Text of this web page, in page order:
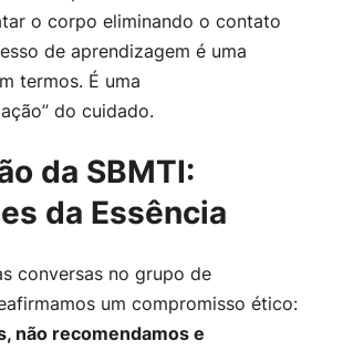
o corpo eliminando o contato
de aprendizagem é uma
termos. É uma
do cuidado.
da SBMTI:
da Essência
conversas no grupo de
um compromisso ético:
não recomendamos e